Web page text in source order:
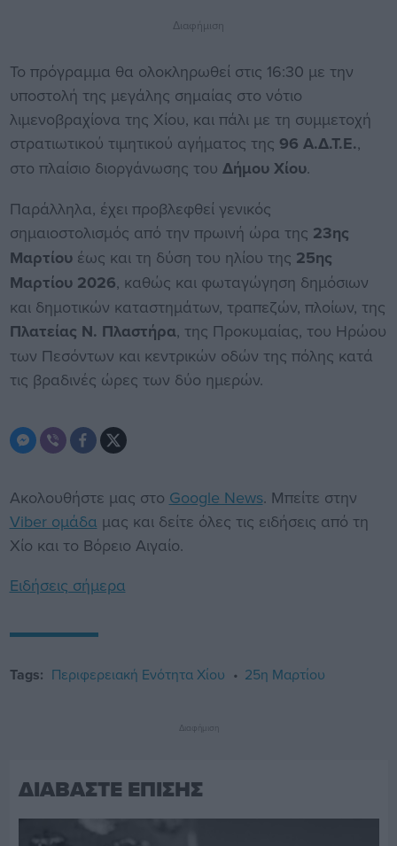
Διαφήμιση
Το πρόγραμμα θα ολοκληρωθεί στις 16:30 με την
υποστολή της μεγάλης σημαίας στο νότιο
λιμενοβραχίονα της Χίου, και πάλι με τη συμμετοχή
στρατιωτικού τιμητικού αγήματος της 96 Α.Δ.Τ.Ε.,
στο πλαίσιο διοργάνωσης του Δήμου Χίου.
Παράλληλα, έχει προβλεφθεί γενικός
σημαιοστολισμός από την πρωινή ώρα της 23ης
Μαρτίουέως και τη δύση του ηλίου της 25ης
Μαρτίου 2026, καθώς και φωταγώγηση δημόσιων
και δημοτικών καταστημάτων, τραπεζών, πλοίων, της
Πλατείας Ν. Πλαστήρα, της Προκυμαίας, του Ηρώου
των Πεσόντων και κεντρικών οδών της πόλης κατά
τις βραδινές ώρες των δύο ημερών.
Ακολουθήστε μας στο Google News. Μπείτε στην
Viber ομάδα μας και δείτε όλες τις ειδήσεις από τη
Χίο και το Βόρειο Αιγαίο.
Ειδήσεις σήμερα
Tags: Περιφερειακή Ενότητα Χίου 25η Μαρτίου
Διαφήμιση
ΔΙΑΒΑΣΤΕ ΕΠΙΣΗΣ